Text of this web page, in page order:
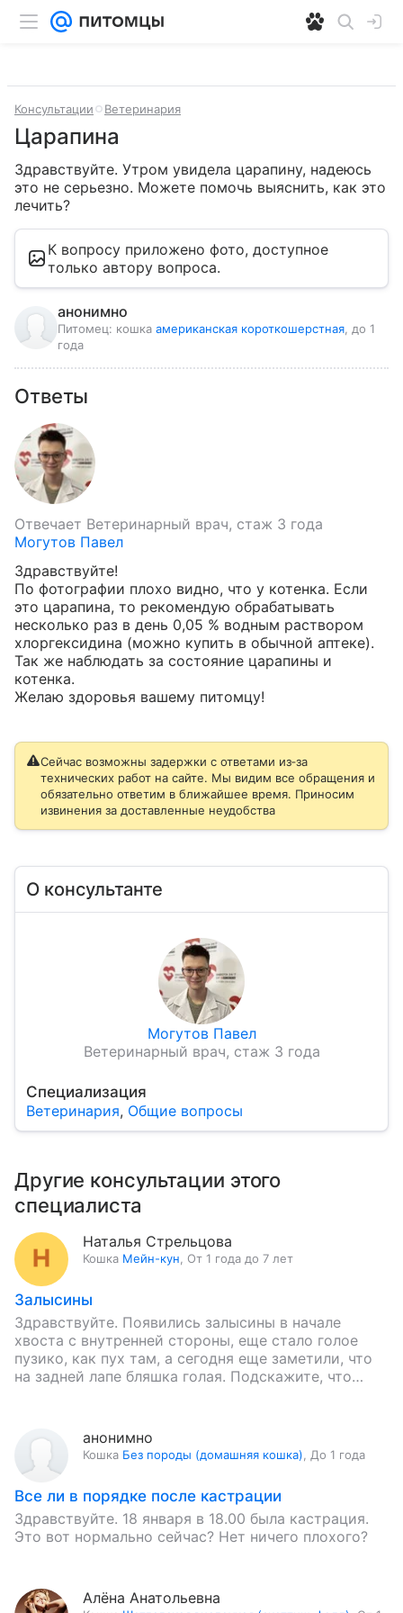
Консультации Ветеринария
Царапина
Здравствуйте. Утром увидела царапину, надеюсь
это не серьезно. Можете помочь выяснить, как это
лечить?
К вопросу приложено фото, доступное
только автору вопроса.
анонимно
Питомец: кошка американская короткошерстная , до 1
года
Ответы
Отвечает Ветеринарный врач, стаж 3 года
Могутов Павел
Здравствуйте!
По фотографии плохо видно, что у котенка. Если
это царапина, то рекомендую обрабатывать
несколько раз в день 0,05 % водным раствором
хлоргексидина (можно купить в обычной аптеке).
Так же наблюдать за состояние царапины и
котенка.
Желаю здоровья вашему питомцу!
Сейчас возможны задержки с ответами из‑за
технических работ на сайте. Мы видим все обращения и
обязательно ответим в ближайшее время. Приносим
извинения за доставленные неудобства
О консультанте
Могутов Павел
Ветеринарный врач, стаж 3 года
Специализация
Ветеринария, Общие вопросы
Другие консультации этого
специалиста
Наталья Стрельцова
Кошка Мейн-кун От 1 года до 7 лет
Залысины
Здравствуйте. Появились залысины в начале
хвоста с внутренней стороны, еще стало голое
пузико, как пух там, а сегодня еще заметили, что
на задней лапе бляшка голая. Подскажите, что
анонимно
Кошка Без породы (домашняя кошка) До 1 года
Все ли в порядке после кастрации
Здравствуйте. 18 января в 18.00 была кастрация.
Это вот нормально сейчас? Нет ничего плохого?
Алёна Анатольевна